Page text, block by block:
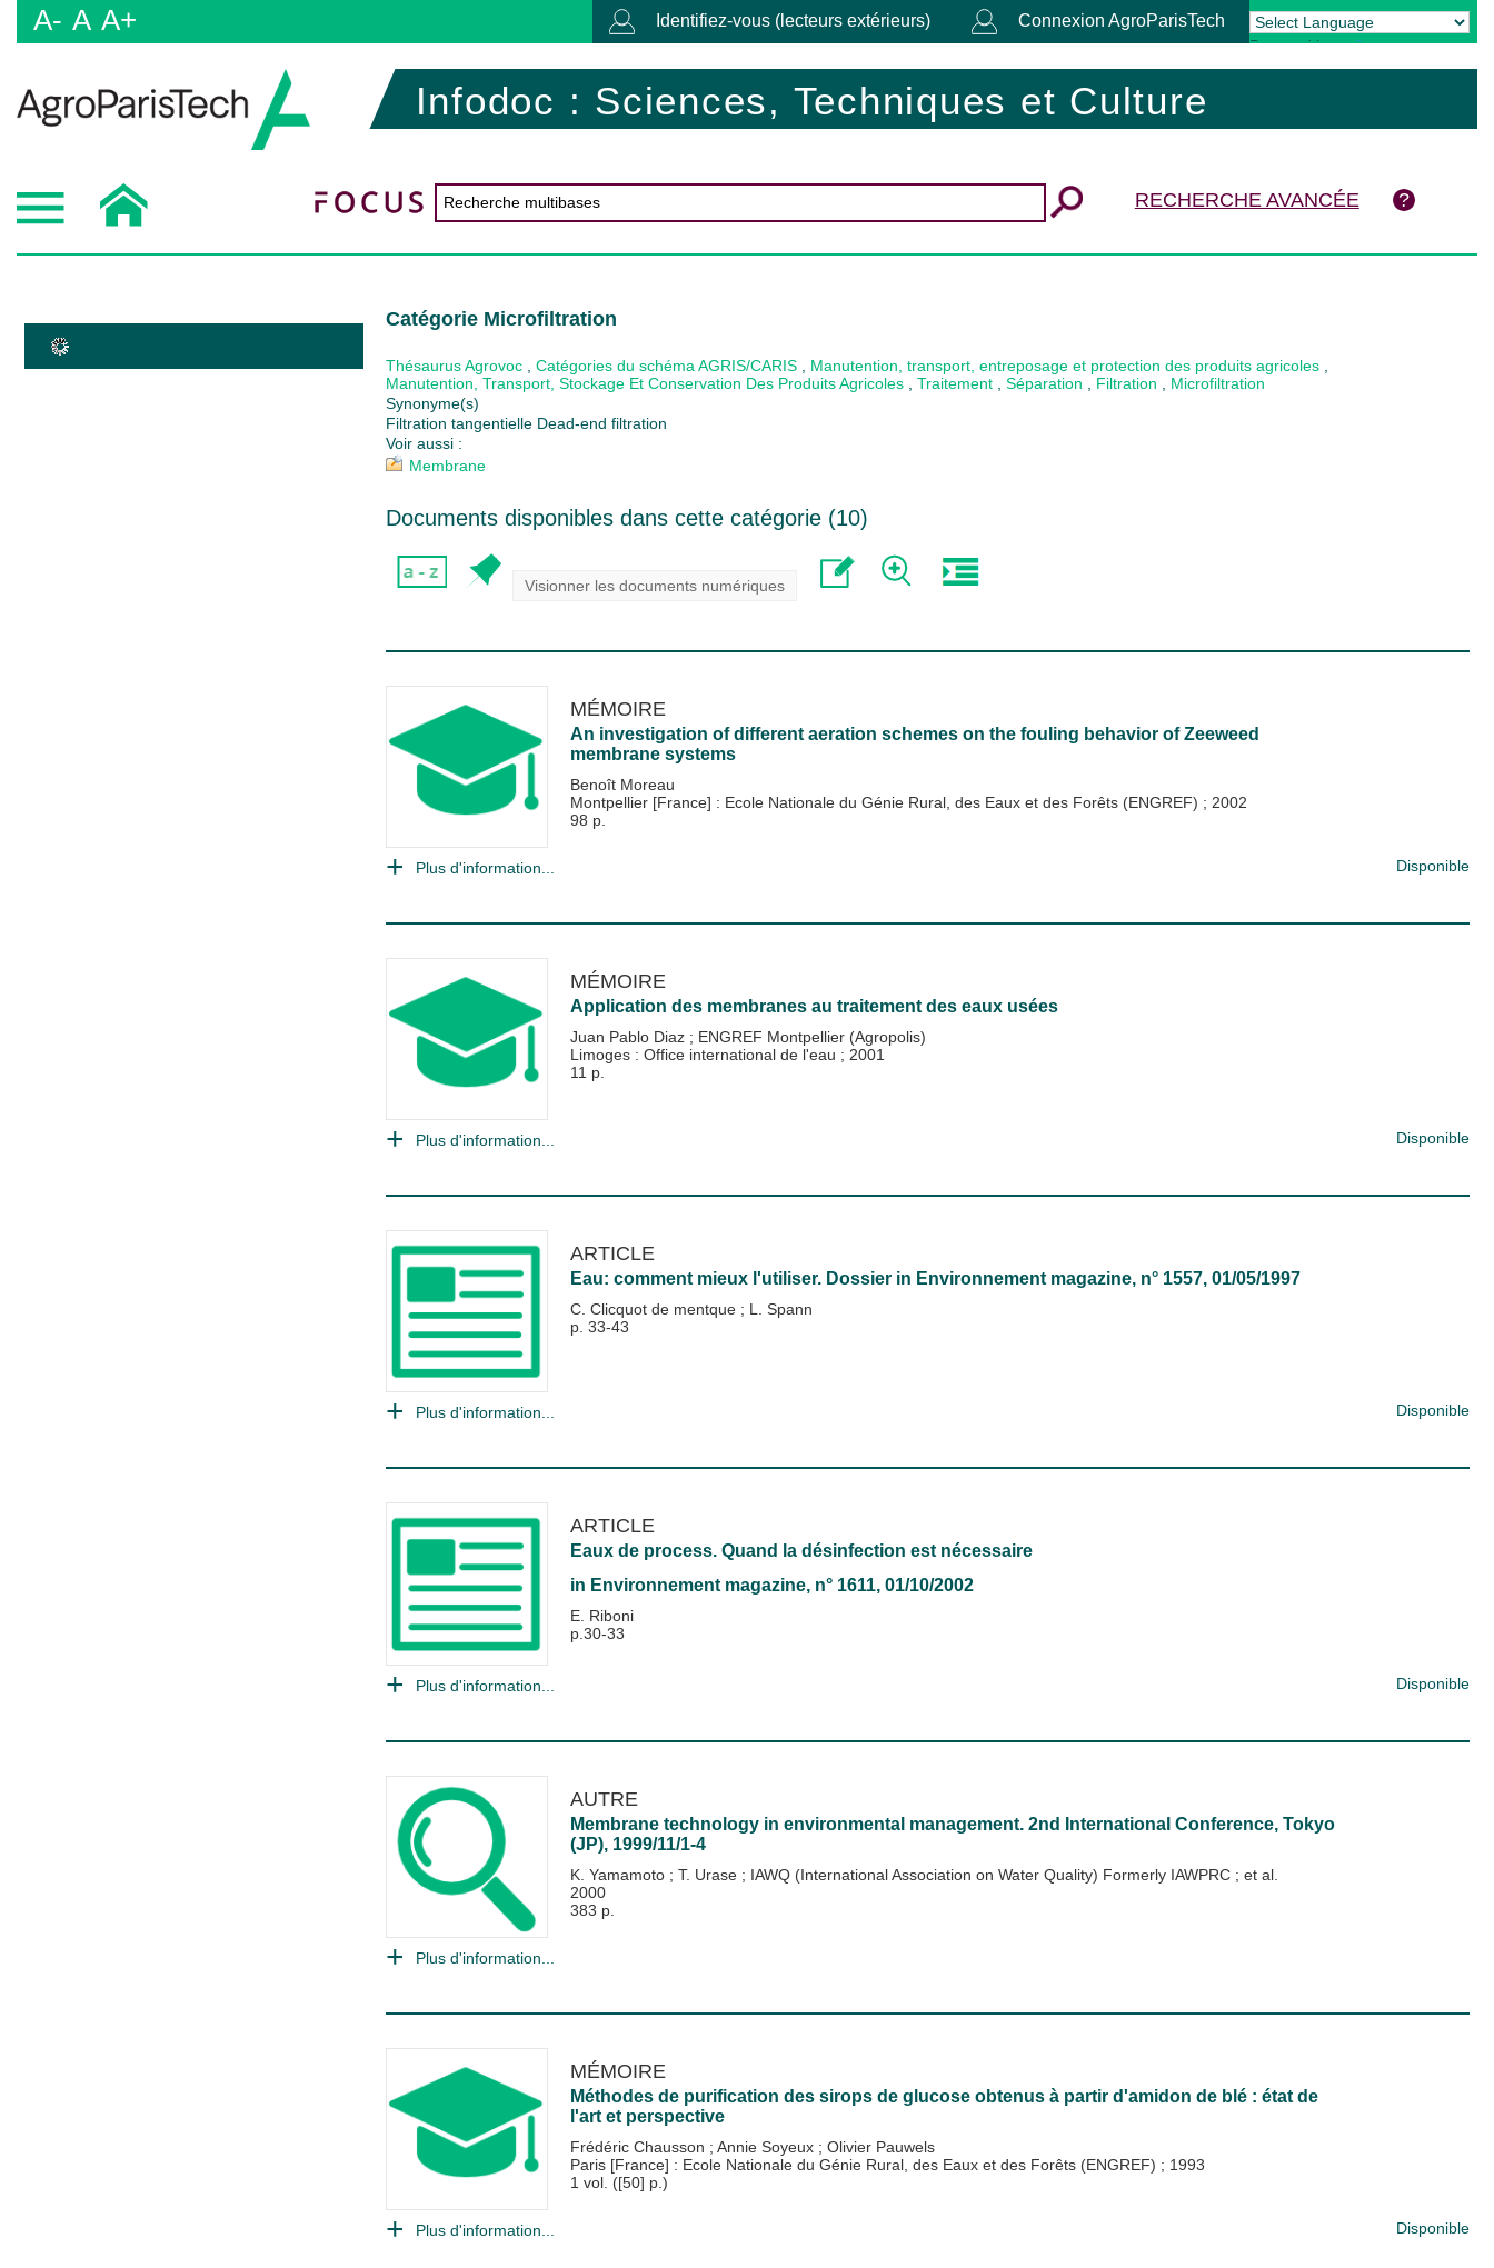
A- A A+ Identifiez-vous (lecteurs extérieurs) Connexion AgroParisTech
Powered by Translate
Infodoc : Sciences, Techniques et Culture
RECHERCHE AVANCÉE
Catégorie Microfiltration
Thésaurus Agrovoc Catégories du schéma AGRIS/CARIS Manutention, transport, entreposage et protection des produits agricoles
Manutention, Transport, Stockage Et Conservation Des Produits Agricoles
Traitement Séparation Filtration
Microfiltration
Synonyme(s)
Filtration tangentielle Dead-end filtration
Voir aussi :
Membrane
Documents disponibles dans cette catégorie (10)
Visionner les documents numériques
MÉMOIRE
An investigation of different aeration schemes on the fouling behavior of Zeeweed
membrane systems
Benoît Moreau
Montpellier [France] : Ecole Nationale du Génie Rural, des Eaux et des Forêts (ENGREF) ; 2002
98 p.
Plus d'information... Disponible
MÉMOIRE
Application des membranes au traitement des eaux usées
Juan Pablo Diaz ; ENGREF Montpellier (Agropolis)
Limoges : Office international de l'eau ; 2001
11 p.
Plus d'information... Disponible
ARTICLE
Eau: comment mieux l'utiliser. Dossier in Environnement magazine, n° 1557, 01/05/1997
C. Clicquot de mentque ; L. Spann
p. 33-43
Plus d'information... Disponible
ARTICLE
Eaux de process. Quand la désinfection est nécessaire
in Environnement magazine, n° 1611, 01/10/2002
E. Riboni
p.30-33
Plus d'information... Disponible
AUTRE
Membrane technology in environmental management. 2nd International Conference, Tokyo
(JP), 1999/11/1-4
K. Yamamoto ; T. Urase ; IAWQ (International Association on Water Quality) Formerly IAWPRC ; et al.
2000
383 p.
Plus d'information...
MÉMOIRE
Méthodes de purification des sirops de glucose obtenus à partir d'amidon de blé : état de
l'art et perspective
Frédéric Chausson ; Annie Soyeux ; Olivier Pauwels
Paris [France] : Ecole Nationale du Génie Rural, des Eaux et des Forêts (ENGREF) ; 1993
1 vol. ([50] p.)
Plus d'information... Disponible